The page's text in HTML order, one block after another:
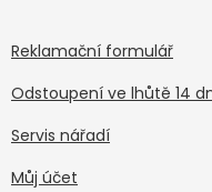
Reklamační formulář
Odstoupení ve lhůtě 14
Servis nářadí
Můj účet